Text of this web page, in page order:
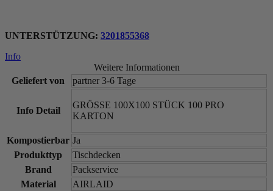
UNTERSTÜTZUNG: 3201855368
Info
Weitere Informationen
Geliefert von
partner 3-6 Tage
Info Detail
GRÖSSE 100X100 STÜCK 100 PRO
KARTON
Kompostierbar Ja
Produkttyp
Tischdecken
Brand
Packservice
Material
AIRLAID